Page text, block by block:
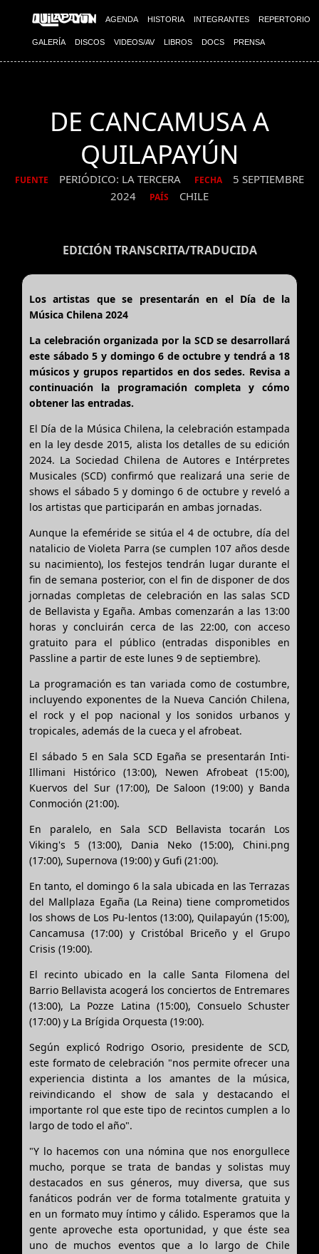
AGENDA HISTORIA INTEGRANTES REPERTORIO
GALERÍA DISCOS VIDEOS/AV LIBROS DOCS PRENSA
DE CANCAMUSA A
QUILAPAYÚN
FUENTE PERIÓDICO: LA TERCERA FECHA
5 SEPTIEMBRE
2024
PAÍS CHILE
EDICIÓN TRANSCRITA/TRADUCIDA
Los artistas que se presentarán en el Día de la
Música Chilena 2024
La celebración organizada por la SCD se desarrollará
este sábado 5 y domingo 6 de octubre y tendrá a 18
músicos y grupos repartidos en dos sedes. Revisa a
continuación la programación completa y cómo
obtener las entradas.
El Día de la Música Chilena, la celebración estampada
en la ley desde 2015, alista los detalles de su edición
2024. La Sociedad Chilena de Autores e Intérpretes
Musicales (SCD) confirmó que realizará una serie de
shows el sábado 5 y domingo 6 de octubre y reveló a
los artistas que participarán en ambas jornadas.
Aunque la efeméride se sitúa el 4 de octubre, día del
natalicio de Violeta Parra (se cumplen 107 años desde
su nacimiento), los festejos tendrán lugar durante el
fin de semana posterior, con el fin de disponer de dos
jornadas completas de celebración en las salas SCD
de Bellavista y Egaña. Ambas comenzarán a las 13:00
horas y concluirán cerca de las 22:00, con acceso
gratuito para el público (entradas disponibles en
Passline a partir de este lunes 9 de septiembre).
La programación es tan variada como de costumbre,
incluyendo exponentes de la Nueva Canción Chilena,
el rock y el pop nacional y los sonidos urbanos y
tropicales, además de la cueca y el afrobeat.
El sábado 5 en Sala SCD Egaña se presentarán Inti-
Illimani Histórico (13:00), Newen Afrobeat (15:00),
Kuervos del Sur (17:00), De Saloon (19:00) y Banda
Conmoción (21:00).
En paralelo, en Sala SCD Bellavista tocarán Los
Viking's 5 (13:00), Dania Neko (15:00), Chini.png
(17:00), Supernova (19:00) y Gufi (21:00).
En tanto, el domingo 6 la sala ubicada en las Terrazas
del Mallplaza Egaña (La Reina) tiene comprometidos
los shows de Los Pu-lentos (13:00), Quilapayún (15:00),
Cancamusa (17:00) y Cristóbal Briceño y el Grupo
Crisis (19:00).
El recinto ubicado en la calle Santa Filomena del
Barrio Bellavista acogerá los conciertos de Entremares
(13:00), La Pozze Latina (15:00), Consuelo Schuster
(17:00) y La Brígida Orquesta (19:00).
Según explicó Rodrigo Osorio, presidente de SCD,
este formato de celebración "nos permite ofrecer una
experiencia distinta a los amantes de la música,
reivindicando el show de sala y destacando el
importante rol que este tipo de recintos cumplen a lo
largo de todo el año".
"Y lo hacemos con una nómina que nos enorgullece
mucho, porque se trata de bandas y solistas muy
destacados en sus géneros, muy diversa, que sus
fanáticos podrán ver de forma totalmente gratuita y
en un formato muy íntimo y cálido. Esperamos que la
gente aproveche esta oportunidad, y que éste sea
uno de muchos eventos que a lo largo de Chile